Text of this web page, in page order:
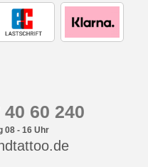
60 240
08 - 16 Uhr